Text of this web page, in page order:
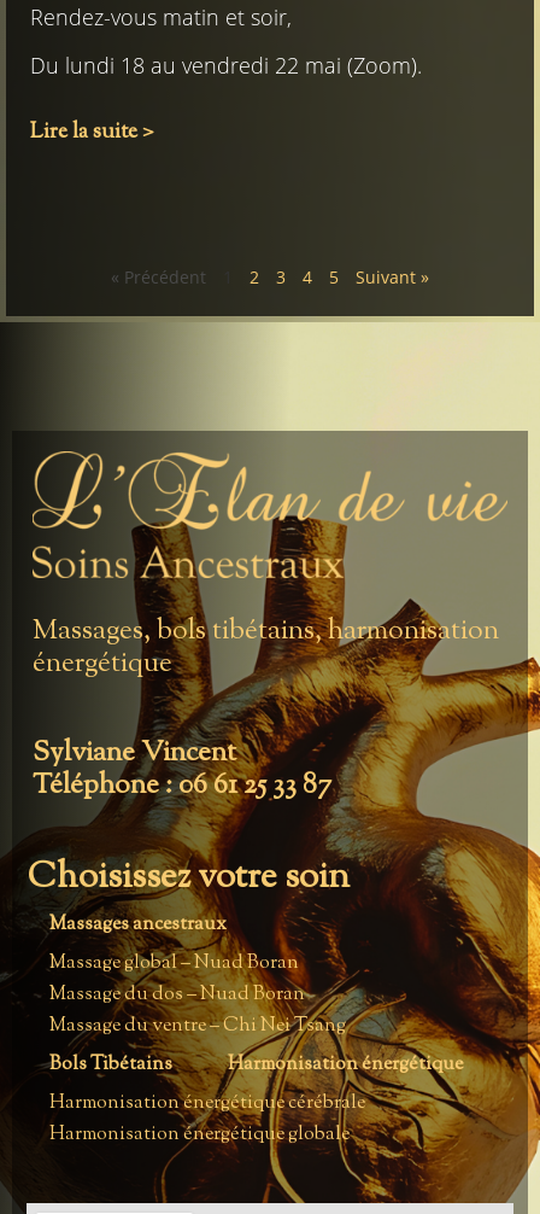
Rendez-vous matin et soir,
Du lundi 18 au vendredi 22 mai (Zoom).
Lire la suite >
« Précédent 2 3 4 5 Suivant »
Massages, bols tibétains, harmonisation
énergétique
Sylviane Vincent
Téléphone : 06 61 25 33 87
Choisissez votre soin
Massages ancestraux
Massage global – Nuad Boran
Massage du dos – Nuad Boran
Massage du ventre – Chi Nei Tsang
Bols Tibétains
Harmonisation énergétique
Harmonisation énergétique cérébrale
Harmonisation énergétique globale